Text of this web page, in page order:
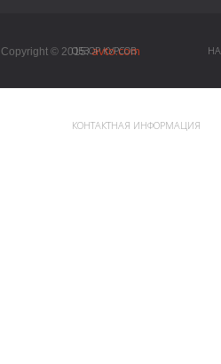
Copyright © 2015.avto.com
ОБЗОР КУРСОВ
КОНТАКТНАЯ ИНФОРМАЦИЯ